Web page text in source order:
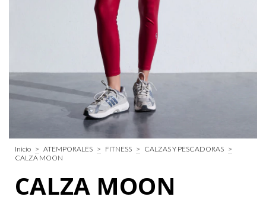
Inicio > ATEMPORALES > FITNESS > CALZAS Y PESCADORAS >
CALZA MOON
CALZA MOON